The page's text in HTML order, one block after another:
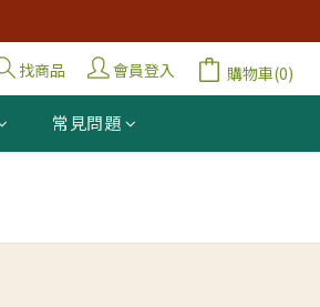
找商品 會員登入 購物車(0)
常見問題